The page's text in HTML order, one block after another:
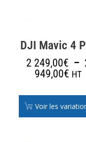
DJI Mavic 4
2 249,00€ –
949,00€ HT
Voir les